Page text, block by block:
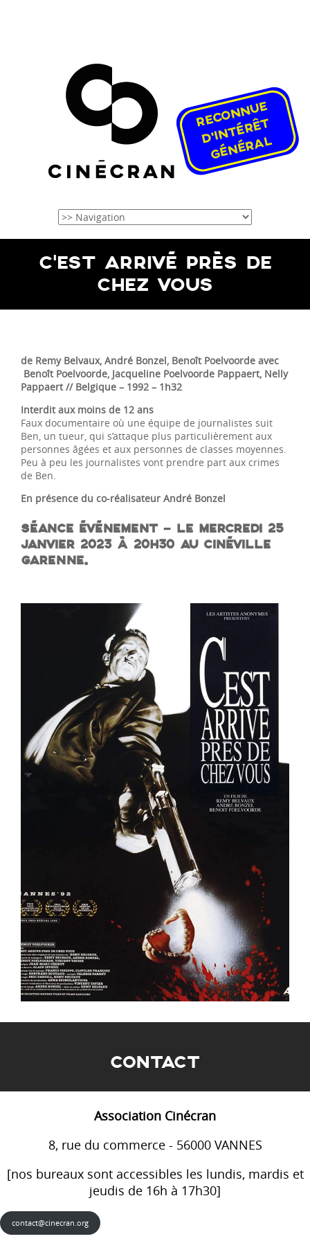
C’EST ARRIVÉ PRÈS DE
CHEZ VOUS
de Remy Belvaux, André Bonzel, Benoît Poelvoorde avec
Benoît Poelvoorde, Jacqueline Poelvoorde Pappaert, Nelly
Pappaert // Belgique – 1992 – 1h32
Interdit aux moins de 12 ans
Faux documentaire où une équipe de journalistes suit
Ben, un tueur, qui s’attaque plus particulièrement aux
personnes âgées et aux personnes de classes moyennes.
Peu à peu les journalistes vont prendre part aux crimes
de Ben.
En présence du co-réalisateur André Bonzel
SÉANCE ÉVÉNEMENT – LE MERCREDI 25
JANVIER 2023 À 20H30 AU CINÉVILLE
GARENNE.
CONTACT
Association Cinécran
8, rue du commerce - 56000 VANNES
[nos bureaux sont accessibles les lundis, mardis et
jeudis de 16h à 17h30]
contact@cinecran.org